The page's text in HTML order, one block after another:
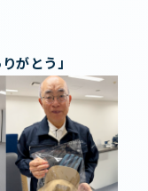
がとう」